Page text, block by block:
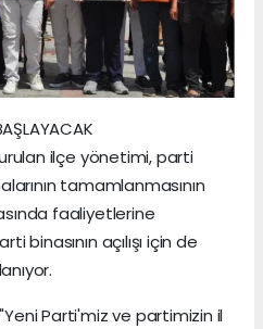
ilçe yönetimi, parti
tamamlanmasının
faaliyetlerine
binasının açılışı için de
Parti'miz ve partimizin il